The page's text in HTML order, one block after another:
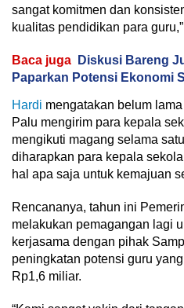
sangat komitmen dan
kualitas pendidikan para
Baca juga
Diskusi Bareng
Paparkan Potensi Ekonomi
Hardi mengatakan belum
Palu mengirim para kepala
mengikuti magang selama
diharapkan para kepala
hal apa saja untuk kemajuan
Rencananya, tahun ini
melakukan pemagangan lagi
kerjasama dengan pihak
peningkatan potensi guru
Rp1,6 miliar.